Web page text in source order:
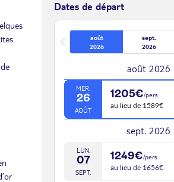
Dates de départ
août
2026
sept.
2026
août 2026
MER.
26
AOÛT
1205€/pers.
au lieu de 1589€
sept. 2026
LUN.
07
SEPT.
1249€/pers.
au lieu de 1656€